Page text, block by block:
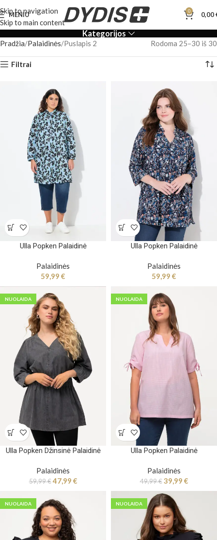
Skip to navigation
Skip to main content
MENIU 0 0,00
Kategorijos
Pradžia Palaidinės Puslapis 2 Rodoma 25–30 iš 30
Filtrai
Ulla Popken Palaidinė
Palaidinės
59,99 €
Ulla Popken Palaidinė
Palaidinės
59,99 €
NUOLAIDA
Ulla Popken Džinsinė Palaidinė
Palaidinės
59,99€47,99 €
NUOLAIDA
Ulla Popken Palaidinė
Palaidinės
49,99€ 39,99 €
NUOLAIDA NUOLAIDA